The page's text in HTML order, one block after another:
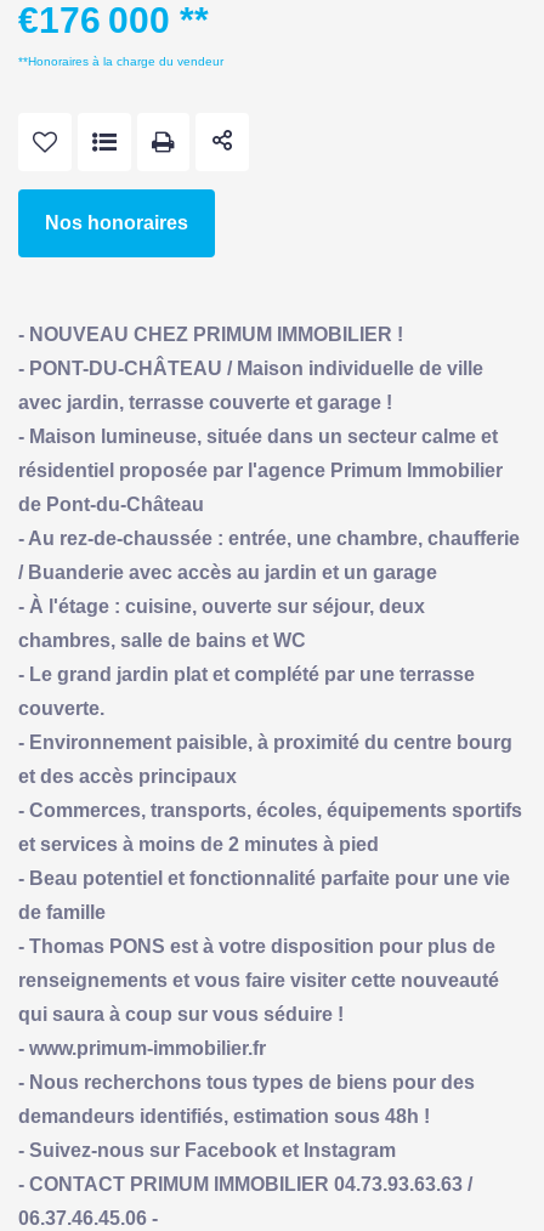
€176 000 **
**Honoraires à la charge du vendeur
Nos honoraires
- NOUVEAU CHEZ PRIMUM IMMOBILIER !
- PONT-DU-CHÂTEAU / Maison individuelle de ville
avec jardin, terrasse couverte et garage !
- Maison lumineuse, située dans un secteur calme et
résidentiel proposée par l'agence Primum Immobilier
de Pont-du-Château
- Au rez-de-chaussée : entrée, une chambre, chaufferie
/ Buanderie avec accès au jardin et un garage
- À l'étage : cuisine, ouverte sur séjour, deux
chambres, salle de bains et WC
- Le grand jardin plat et complété par une terrasse
couverte.
- Environnement paisible, à proximité du centre bourg
et des accès principaux
- Commerces, transports, écoles, équipements sportifs
et services à moins de 2 minutes à pied
- Beau potentiel et fonctionnalité parfaite pour une vie
de famille
- Thomas PONS est à votre disposition pour plus de
renseignements et vous faire visiter cette nouveauté
qui saura à coup sur vous séduire !
- www.primum-immobilier.fr
- Nous recherchons tous types de biens pour des
demandeurs identifiés, estimation sous 48h !
- Suivez-nous sur Facebook et Instagram
- CONTACT PRIMUM IMMOBILIER 04.73.93.63.63 /
06.37.46.45.06 -